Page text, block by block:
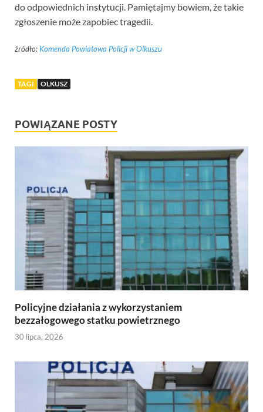
do odpowiednich instytucji. Pamiętajmy bowiem, że takie
zgłoszenie może zapobiec tragedii.
źródło: Komenda Powiatowa Policji w Olkuszu
TAGI OLKUSZ
POWIĄZANE POSTY
Policyjne działania z wykorzystaniem
bezzałogowego statku powietrznego
30 lipca, 2026